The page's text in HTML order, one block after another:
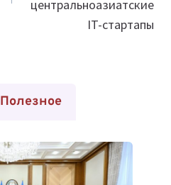
центральноазиатские
IT-стартапы
Полезное